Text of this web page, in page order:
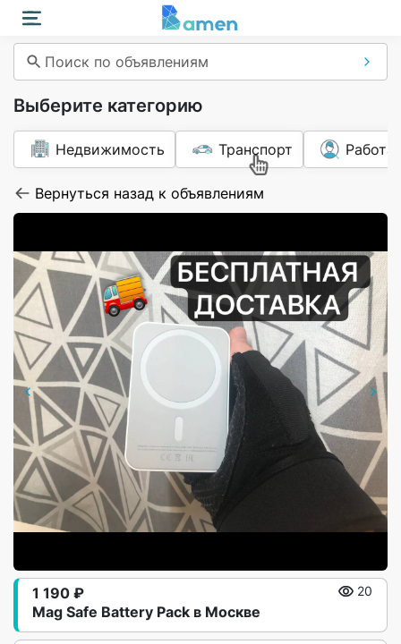
Поиск по объявлениям
Выберите категорию
Недвижимость Транспорт Работа
Вернуться назад к объявлениям
Mag Safe Battery Pack в Москве
1 190 ₽ 20